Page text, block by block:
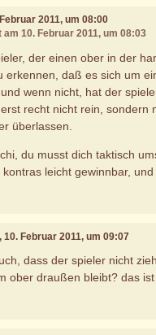
2011, um 08:00
10. Februar 2011, um 08:03
der einen ober in der
erkennen, daß es sich um
wenn nicht, hat der
recht nicht rein, sondern
überlassen.
du musst dich taktisch
leicht gewinnbar,
, 10. Februar 2011, um 09:07
dass der spieler nicht
ober draußen bleibt? das